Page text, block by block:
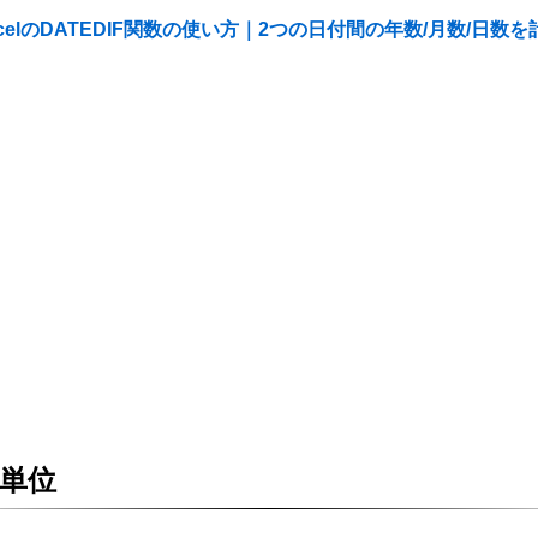
のDATEDIF関数の使い方｜2つの日付間の年数/月数/日数を
位